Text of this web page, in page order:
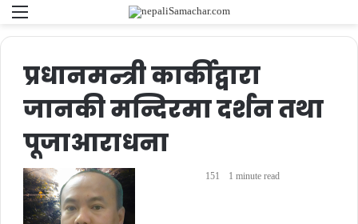
Menu
प्रधानमन्त्री कार्कीद्वारा
जानकी मन्दिरमा दर्शन तथा
पूजाआराधना
151 1 minute read